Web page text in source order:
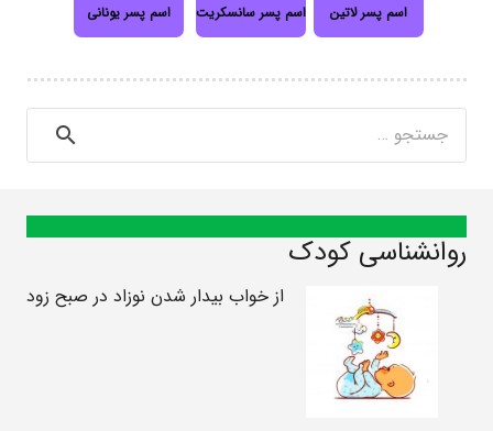
اسم پسر لاتین اسم پسر سانسکریت اسم پسر یونانی
برای:
روانشناسی کودک
از خواب بیدار شدن نوزاد در صبح زود